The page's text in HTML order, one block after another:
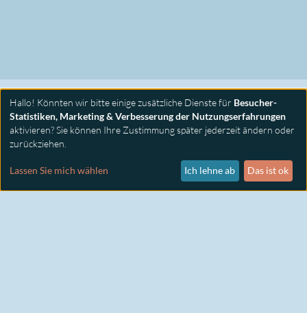
KONTAKT
Hallo! Könnten wir bitte einige zusätzliche Dienste für Besucher-
Statistiken, Marketing & Verbesserung der Nutzungserfahrungen
aktivieren? Sie können Ihre Zustimmung später jederzeit ändern oder
zurückziehen.
Lassen Sie mich wählen Ich lehne ab Das ist ok